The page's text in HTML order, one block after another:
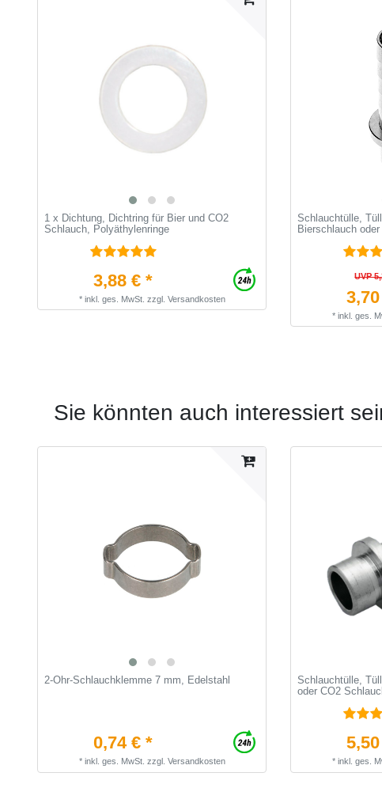
1 x Dichtung, Dichtring für Bier und CO2
Schlauch, Polyäthylenringe
3,88 € *
* inkl. ges. MwSt. zzgl. Versandkosten
Schlauchtülle,
Bierschlauch
UVP
* inkl. ges.
Sie könnten auch interessiert
2-Ohr-Schlauchklemme 7 mm, Edelstahl
0,74 € *
* inkl. ges. MwSt. zzgl. Versandkosten
Schlauchtülle,
oder CO2
* inkl. ges.